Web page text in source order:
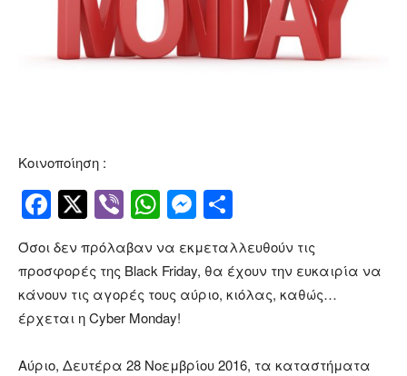
Κοινοποίηση :
Facebook
Twitter
ViberWhatsApp
Messenger
Όσοι δεν πρόλαβαν να εκμεταλλευθούν τις
προσφορές της Black Friday, θα έχουν την ευκαιρία να
κάνουν τις αγορές τους αύριο, κιόλας, καθώς…
έρχεται η Cyber Monday!
Αύριο, Δευτέρα 28 Νοεμβρίου 2016, τα καταστήματα